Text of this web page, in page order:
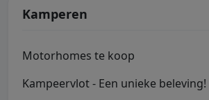
Kamperen
Motorhomes te koop
Kampeervlot - Een unieke beleving!